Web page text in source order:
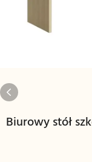
Biurowy stół